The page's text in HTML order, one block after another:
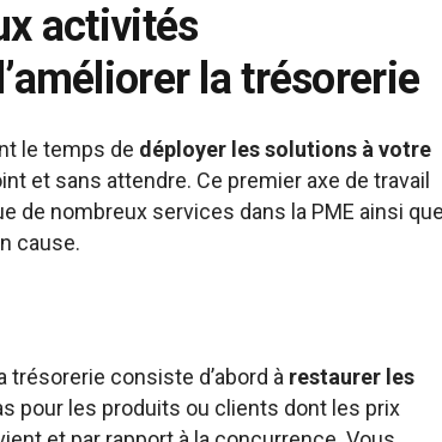
activités
la trésorerie
le temps de déployer les solutions à votre
et sans attendre. Ce premier axe de travail
de nombreux services dans la PME ainsi
cause.
trésorerie consiste d’abord à restaurer les
pour les produits ou clients dont les prix